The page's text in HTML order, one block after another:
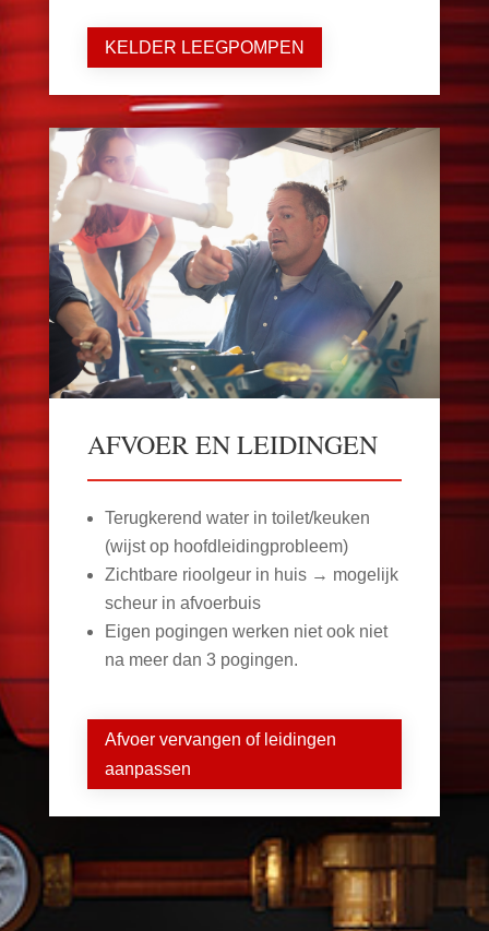
KELDER LEEGPOMPEN
AFVOER EN LEIDINGEN
Terugkerend water in toilet/keuken
(wijst op hoofdleidingprobleem)
Zichtbare rioolgeur in huis → mogelijk
scheur in afvoerbuis
Eigen pogingen werken niet ook niet
na meer dan 3 pogingen.
Afvoer vervangen of leidingen
aanpassen